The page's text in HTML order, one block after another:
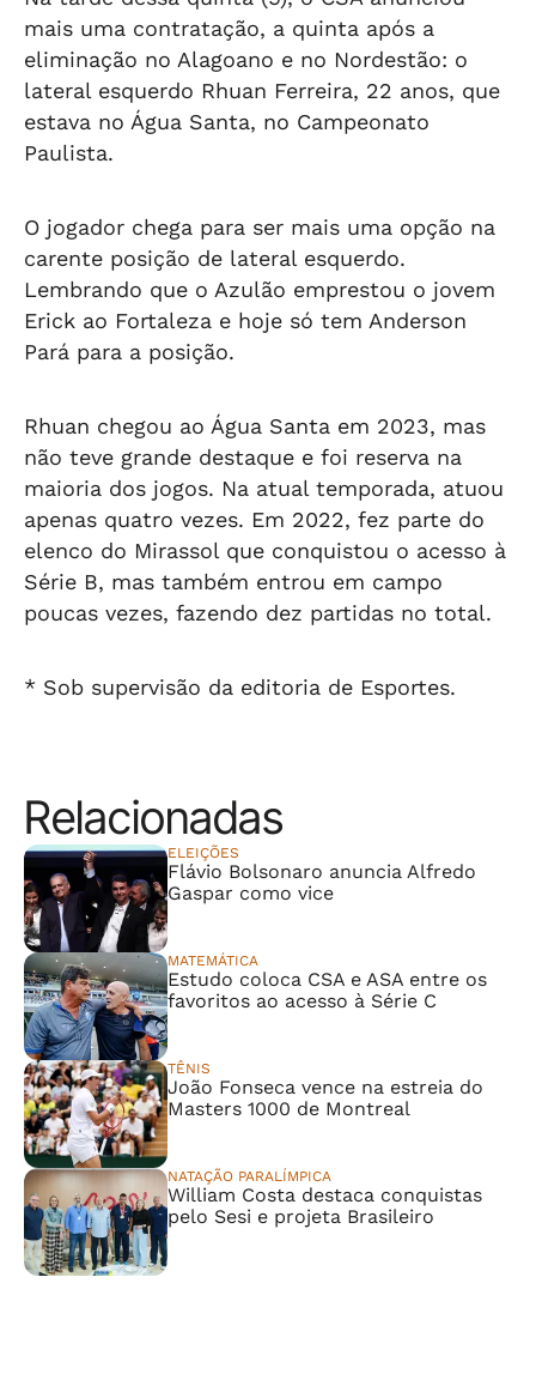
mais uma contratação, a quinta após a
eliminação no Alagoano e no Nordestão: o
lateral esquerdo Rhuan Ferreira, 22 anos, que
estava no Água Santa, no Campeonato
Paulista.
O jogador chega para ser mais uma opção na
carente posição de lateral esquerdo.
Lembrando que o Azulão emprestou o jovem
Erick ao Fortaleza e hoje só tem Anderson
Pará para a posição.
Rhuan chegou ao Água Santa em 2023, mas
não teve grande destaque e foi reserva na
maioria dos jogos. Na atual temporada, atuou
apenas quatro vezes. Em 2022, fez parte do
elenco do Mirassol que conquistou o acesso à
Série B, mas também entrou em campo
poucas vezes, fazendo dez partidas no total.
* Sob supervisão da editoria de Esportes.
Relacionadas
ELEIÇÕES
Flávio Bolsonaro anuncia Alfredo
Gaspar como vice
MATEMÁTICA
Estudo coloca CSA e ASA entre os
favoritos ao acesso à Série C
TÊNIS
João Fonseca vence na estreia do
Masters 1000 de Montreal
NATAÇÃO PARALÍMPICA
William Costa destaca conquistas
pelo Sesi e projeta Brasileiro